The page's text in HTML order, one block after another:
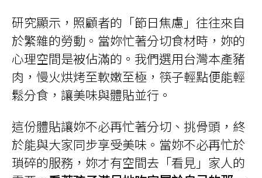
研究顯示，照顧者的「節日焦慮」往往來自
於繁雜的勞動。當妳忙著分切食材時，妳的
心理空間是被佔滿的。我們選用台灣本產豬
肉，慢火烘烤至軟嫩至極，筷子輕點便能輕
鬆分食，讓美味與體貼並行。
這份體貼讓妳不必再忙著分切、挑骨頭，終
於能與大家同步享受美味。當妳不必再忙於
瑣碎的服務，妳才有空間去「看見」家人的